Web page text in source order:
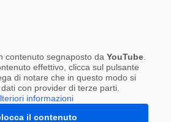
contenuto segnaposto da YouTube.
effettivo, clicca sul pulsante
di notare che in questo modo si
con provider di terze parti.
informazioni
il contenuto